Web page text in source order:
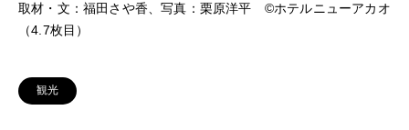
取材・文：福田さや香、写真：栗原洋平 ©ホテルニューアカオ
（4.7枚目）
観光